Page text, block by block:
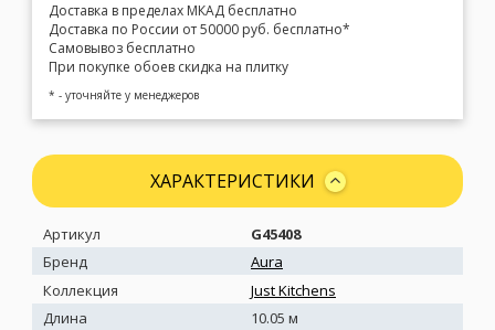
Доставка в пределах МКАД бесплатно
Доставка по России от 50000 руб. бесплатно*
Самовывоз бесплатно
При покупке обоев скидка на плитку
* - уточняйте у менеджеров
ХАРАКТЕРИСТИКИ
Артикул
G45408
Бренд
Aura
Коллекция
Just Kitchens
Длина
10.05 м